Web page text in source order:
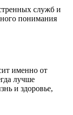
служб и
понимания
именно от
лучше
и здоровье,